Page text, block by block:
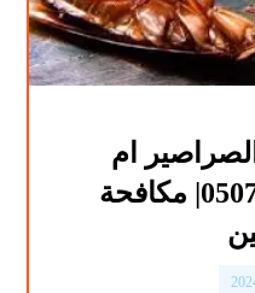
ام
القيوين |0507036261| مكافحة